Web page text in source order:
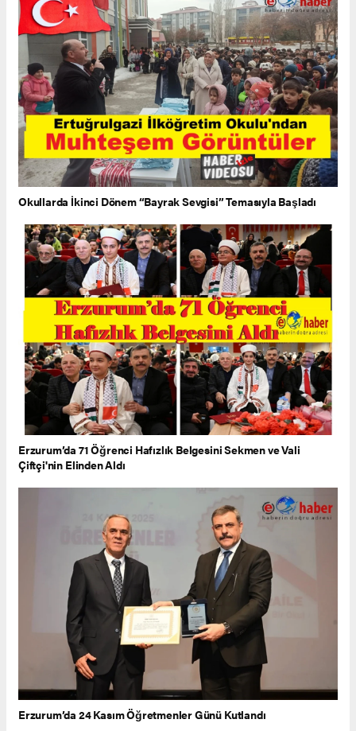
Okullarda İkinci Dönem “Bayrak Sevgisi” Temasıyla Başladı
Erzurum’da 71 Öğrenci Hafızlık Belgesini Sekmen ve Vali
Çiftçi'nin Elinden Aldı
Erzurum’da 24 Kasım Öğretmenler Günü Kutlandı